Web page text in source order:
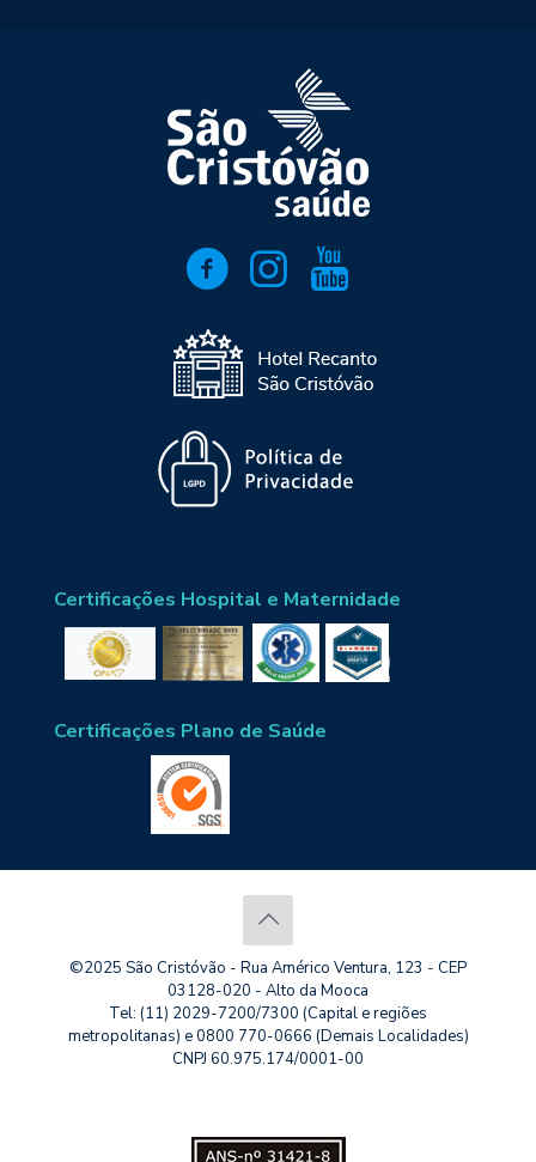
Certificações Hospital e Maternidade
Certificações Plano de Saúde
©2025 São Cristóvão - Rua Américo Ventura, 123 - CEP
03128-020 - Alto da Mooca
Tel: (11) 2029-7200/7300 (Capital e regiões
metropolitanas) e 0800 770-0666 (Demais Localidades)
CNPJ 60.975.174/0001-00